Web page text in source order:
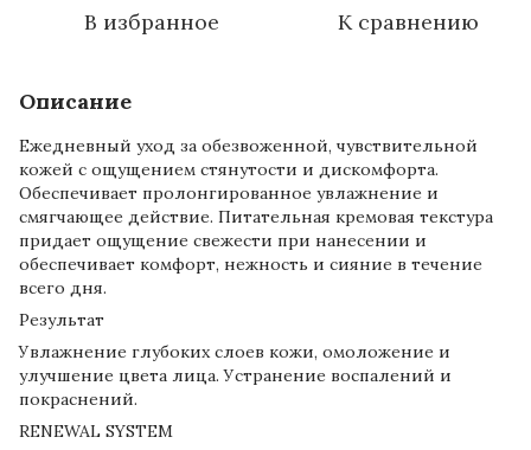
В избранное К сравнению
Описание
Ежедневный уход за обезвоженной, чувствительной
кожей с ощущением стянутости и дискомфорта.
Обеспечивает пролонгированное увлажнение и
смягчающее действие. Питательная кремовая текстура
придает ощущение свежести при нанесении и
обеспечивает комфорт, нежность и сияние в течение
всего дня.
Результат
Увлажнение глубоких слоев кожи, омоложение и
улучшение цвета лица. Устранение воспалений и
покраснений.
RENEWAL SYSTEM